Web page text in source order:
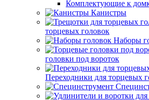
Комплектующие к
Канистры
торцевых головок
Наборы
головки под вороток
Переходники для торцевых